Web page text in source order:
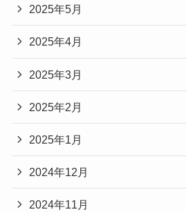
2025年5月
2025年4月
2025年3月
2025年2月
2025年1月
2024年12月
2024年11月